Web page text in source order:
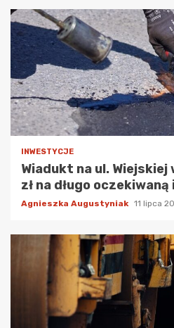
INWESTYCJE
Wiadukt na ul. Wiejskiej
zł na długo
Agnieszka Augustyniak 11 lipca